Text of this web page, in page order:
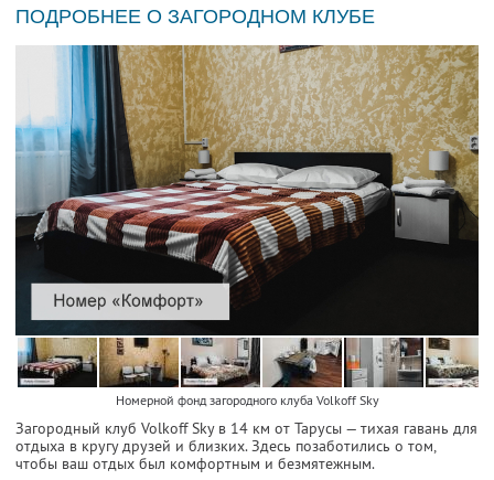
ПОДРОБНЕЕ О ЗАГОРОДНОМ КЛУБЕ
Номерной фонд загородного клуба Volkoff Sky
Загородный клуб Volkoff Sky в 14 км от Тарусы — тихая гавань для
отдыха в кругу друзей и близких. Здесь позаботились о том,
чтобы ваш отдых был комфортным и безмятежным.